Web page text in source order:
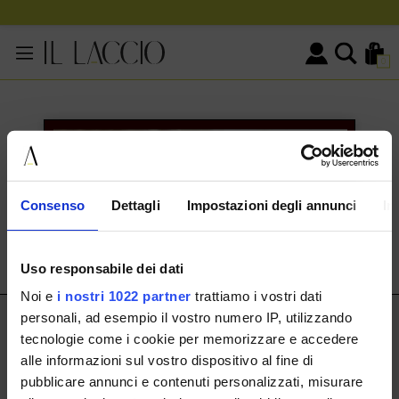
Consenso Dettagli Impostazioni degli annunci
Uso responsabile dei dati
Noi e i nostri 1022 partner trattiamo i vostri dati
personali, ad esempio il vostro numero IP, utilizzando
tecnologie come i cookie per memorizzare e accedere
alle informazioni sul vostro dispositivo al fine di
pubblicare annunci e contenuti personalizzati, misurare
0
KONTAKTINFORMATIONEN
HERMAX S.R.L.
Via Cassala 20 25126 Brescia
+393291008001
IL LACCIO
IL LACCIO